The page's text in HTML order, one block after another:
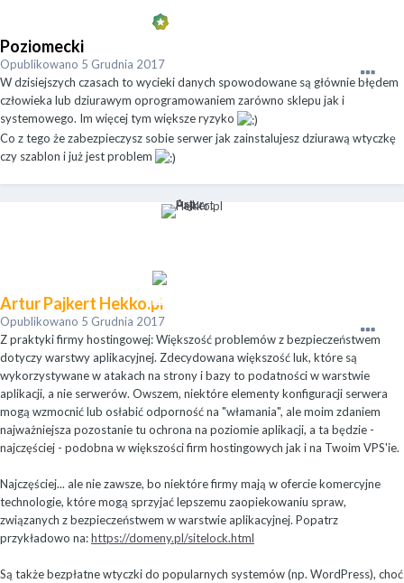
Poziomecki
Opublikowano 5 Grudnia 2017
W dzisiejszych czasach to wycieki danych spowodowane są głównie błędem
człowieka lub dziurawym oprogramowaniem zarówno sklepu jak i
systemowego. Im więcej tym większe ryzyko
Co z tego że zabezpieczysz sobie serwer jak zainstalujesz dziurawą wtyczkę
czy szablon i już jest problem
Artur Pajkert Hekko.pl
Opublikowano 5 Grudnia 2017
Z praktyki firmy hostingowej: Większość problemów z bezpieczeństwem
dotyczy warstwy aplikacyjnej. Zdecydowana większość luk, które są
wykorzystywane w atakach na strony i bazy to podatności w warstwie
aplikacji, a nie serwerów. Owszem, niektóre elementy konfiguracji serwera
mogą wzmocnić lub osłabić odporność na "włamania", ale moim zdaniem
najważniejsza pozostanie tu ochrona na poziomie aplikacji, a ta będzie -
najczęściej - podobna w większości firm hostingowych jak i na Twoim VPS'ie.
Najczęściej... ale nie zawsze, bo niektóre firmy mają w ofercie komercyjne
technologie, które mogą sprzyjać lepszemu zaopiekowaniu spraw,
związanych z bezpieczeństwem w warstwie aplikacyjnej. Popatrz
przykładowo na:https://domeny.pl/sitelock.html
Są także bezpłatne wtyczki do popularnych systemów (np. WordPress), choć